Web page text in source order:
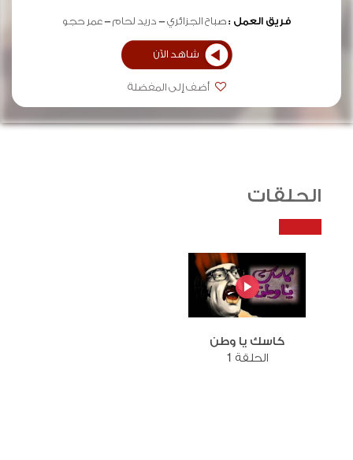
فريق العمل :صباح الجزائري دريد لحام عمر حجو
شاهد الآن
أضف إلى المفضلة
الحلقات
كاسك يا وطن
الحلقة 1